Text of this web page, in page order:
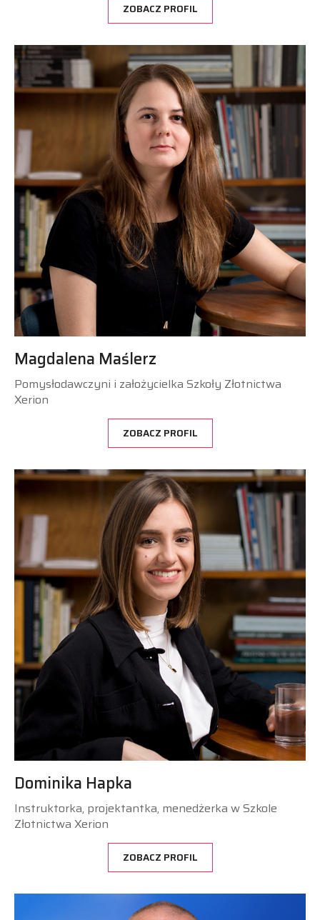
ZOBACZ PROFIL
Magdalena Maślerz
Pomysłodawczyni i założycielka Szkoły Złotnictwa
Xerion
ZOBACZ PROFIL
Dominika Hapka
Instruktorka, projektantka, menedżerka w Szkole
Złotnictwa Xerion
ZOBACZ PROFIL